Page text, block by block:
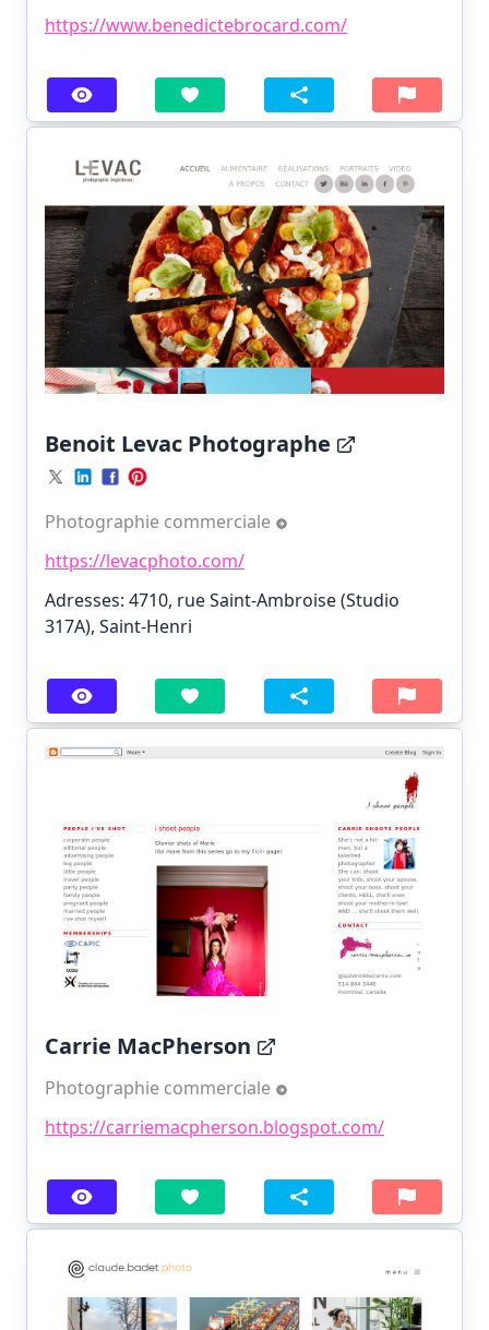
https://www.benedictebrocard.com/
Benoit Levac Photographe
Photographie commerciale
https://levacphoto.com/
Adresses: 4710, rue Saint-Ambroise (Studio
317A), Saint-Henri
Carrie MacPherson
Photographie commerciale
https://carriemacpherson.blogspot.com/